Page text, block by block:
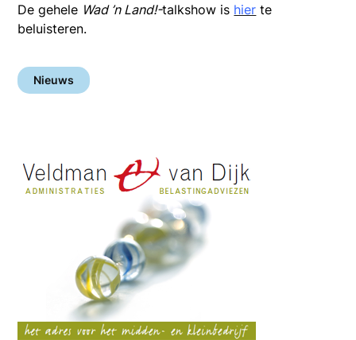
De gehele Wad ’n Land!-talkshow is hier te
beluisteren.
Nieuws